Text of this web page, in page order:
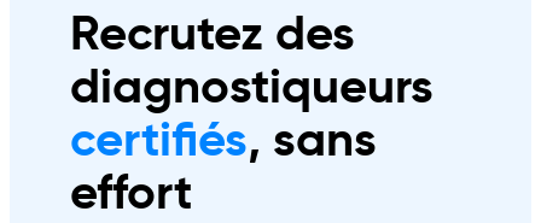
Recrutez des
diagnostiqueurs
certifiés, sans
effort